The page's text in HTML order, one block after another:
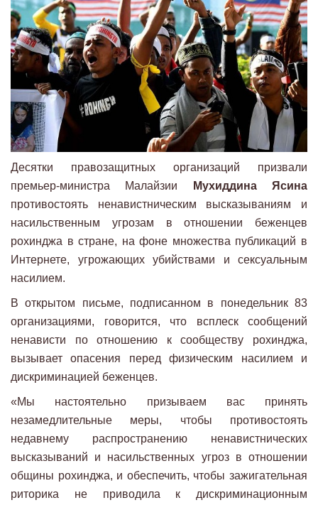
Десятки правозащитных организаций призвали
премьер-министра Малайзии
Мухиддина Ясина
противостоять ненавистническим высказываниям и
насильственным угрозам в отношении беженцев
рохинджа в стране, на фоне множества публикаций в
Интернете, угрожающих убийствами и сексуальным
насилием.
В открытом письме, подписанном в понедельник 83
организациями, говорится, что всплеск сообщений
ненависти по отношению к сообществу рохинджа,
вызывает опасения перед физическим насилием и
дискриминацией беженцев.
«Мы настоятельно призываем вас принять
незамедлительные меры, чтобы противостоять
недавнему распространению ненавистнических
высказываний и насильственных угроз в отношении
общины рохинджа, и обеспечить, чтобы зажигательная
риторика не приводила к дискриминационным